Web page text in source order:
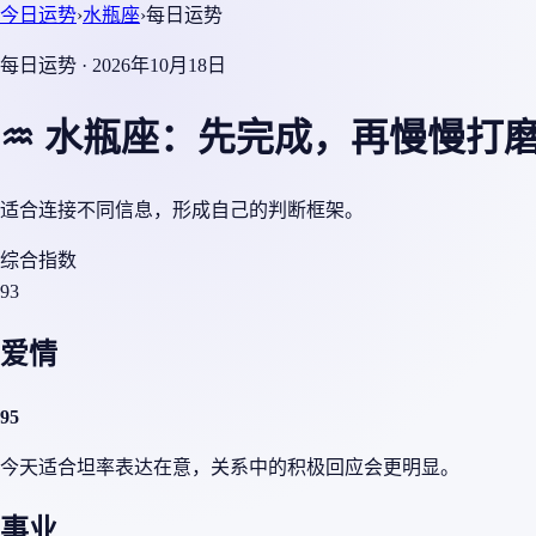
今日运势›水瓶座›每日运势
每日运势 · 2026年10月18日
♒ 水瓶座：先完成，再慢慢打
适合连接不同信息，形成自己的判断框架。
综合指数
93
爱情
95
今天适合坦率表达在意，关系中的积极回应会更明显。
事业